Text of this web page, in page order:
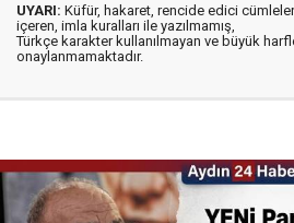
UYARI: Küfür, hakaret, rencide edici
içeren, imla kuralları ile yazılmamış,
Türkçe karakter kullanılmayan ve büyük
onaylanmamaktadır.